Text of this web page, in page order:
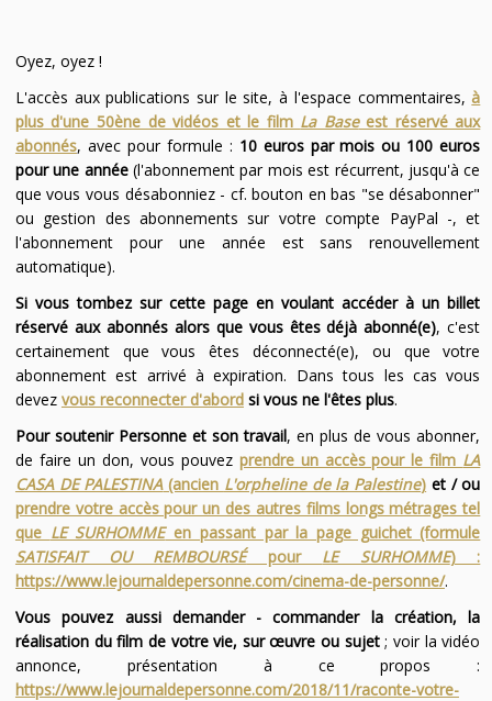
Oyez, oyez !
L'accès aux publications sur le site, à l'espace commentaires,à
plus d'une 50ène de vidéos et le film La Baseest réservé aux
abonnés, avec pour formule : 10 euros par mois ou 100 euros
pour une année(l'abonnement par mois est récurrent, jusqu'à ce
que vous vous désabonniez - cf. bouton en bas "se désabonner"
ou gestion des abonnements sur votre compte PayPal -, et
l'abonnement pour une année est sans renouvellement
automatique).
Si vous tombez sur cette page en voulant accéder à un billet
réservé aux abonnés alors que vous êtes déjà abonné(e), c'est
certainement que vous êtes déconnecté(e), ou que votre
abonnement est arrivé à expiration. Dans tous les cas vous
devez vous reconnecter d'abordsi vous ne l'êtes plus.
Pour soutenir Personne et son travail, en plus de vous abonner,
de faire un don, vous pouvez prendre un accès pour le film LA
CASA DE PALESTINA(ancien L'orpheline de la Palestine) et / ou
prendre votre accès pour un des autres films longs métrages tel
que LE SURHOMMEen passant par la page guichet (formule
SATISFAIT OU REMBOURSÉpour LE SURHOMME) :
https://www.lejournaldepersonne.com/cinema-de-personne/.
Vous pouvez aussi demander - commander la création, la
réalisation du film de votre vie, sur œuvre ou sujet; voir la vidéo
annonce, présentation à ce propos :
https://www.lejournaldepersonne.com/2018/11/raconte-votre-